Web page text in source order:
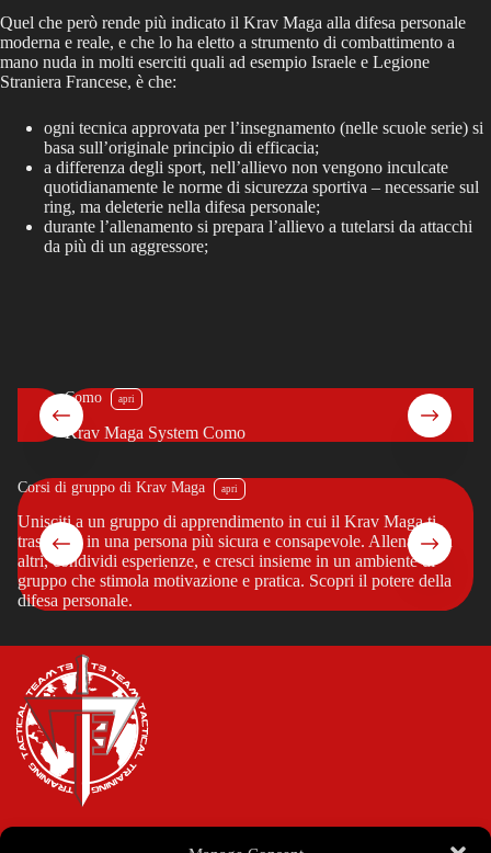
Quel che però rende più indicato il Krav Maga alla difesa personale
moderna e reale, e che lo ha eletto a strumento di combattimento a
mano nuda in molti eserciti quali ad esempio Israele e Legione
Straniera Francese, è che:
ogni tecnica approvata per l’insegnamento (nelle scuole serie) si
basa sull’originale principio di efficacia;
a differenza degli sport, nell’allievo non vengono inculcate
quotidianamente le norme di sicurezza sportiva – necessarie sul
ring, ma deleterie nella difesa personale;
durante l’allenamento si prepara l’allievo a tutelarsi da attacchi
da più di un aggressore;
Como
Krav Maga System Como
Corsi di gruppo di Krav Maga
Unisciti a un gruppo di apprendimento in cui il Krav Maga ti
trasforma in una persona più sicura e consapevole. Allenati con
altri, condividi esperienze, e cresci insieme in un ambiente di
gruppo che stimola motivazione e pratica. Scopri il potere della
difesa personale.